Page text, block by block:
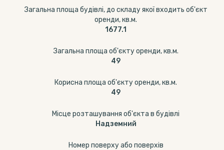
Загальна площа будівлі, до складу якої входить об'єкт
оренди, кв.м.
1677.1
Загальна площа об'єкту оренди, кв.м.
49
Корисна площа об'єкту оренди, кв.м.
49
Місце розташування об'єкта в будівлі
Надземний
Номер поверху або поверхів